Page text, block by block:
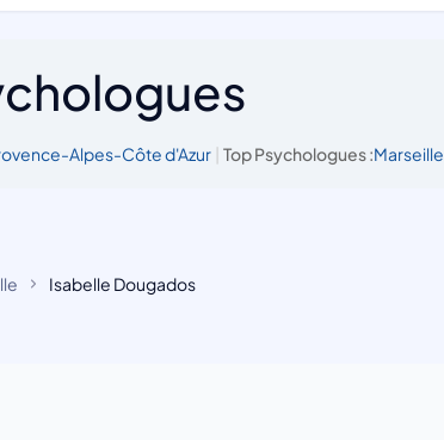
Alpes-Côte d'Azur | Top Psychologues :Marseille
Isabelle Dougados